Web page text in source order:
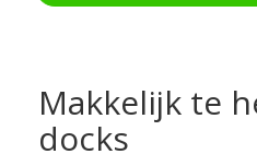
Makkelijk te
docks